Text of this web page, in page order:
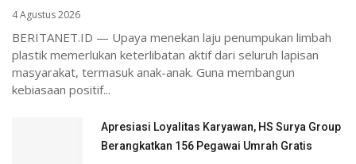
4 Agustus 2026
BERITANET.ID — Upaya menekan laju penumpukan limbah
plastik memerlukan keterlibatan aktif dari seluruh lapisan
masyarakat, termasuk anak-anak. Guna membangun
kebiasaan positif...
Apresiasi Loyalitas Karyawan, HS Surya Group
Berangkatkan 156 Pegawai Umrah Gratis